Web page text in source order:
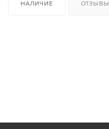
НАЛИЧИЕ ОТЗЫВЫ